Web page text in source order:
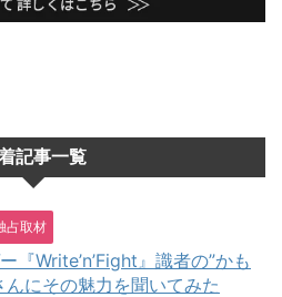
記事一覧
占取材
『Write’n’Fight』識者の”かも
んにその魅力を聞いてみた